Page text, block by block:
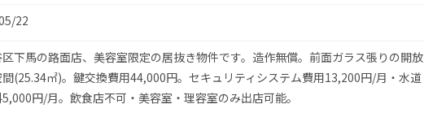
22
下馬の路面店、美容室限定の居抜き物件です。造作無償。前面ガラス張りの開放
間(25.34㎡)。鍵交換費用44,000円。セキュリティシステム費用13,200円/月・水道
円/月。飲食店不可・美容室・理容室のみ出店可能。